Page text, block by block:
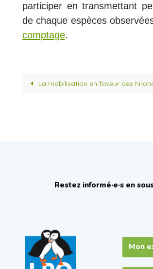
participer en transmettant
de chaque espèces
comptage.
La mobilisation en faveur des
Restez informé·e·s en
Mon